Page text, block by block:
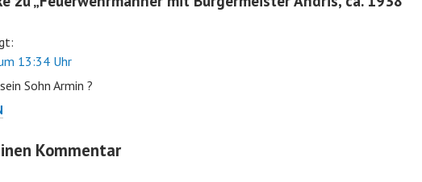
13:34 Uhr
Sohn Armin ?
Kommentar